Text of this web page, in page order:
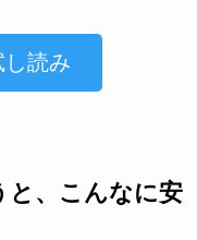
し読み
と、こんなに安